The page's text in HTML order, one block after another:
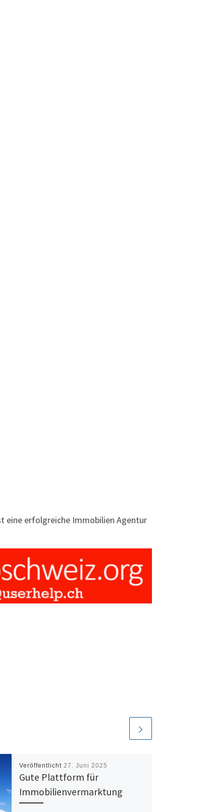
eine erfolgreiche Immobilien Agentur
Veröffentlicht 27. Juni 2025
Gute Plattform für
Immobilienvermarktung